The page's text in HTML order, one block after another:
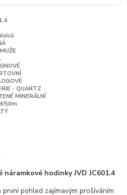
- QUARTZ
MINERÁLNÍ
50m
hodinky JVD JC601.4
pohled zajímavým prošíváním